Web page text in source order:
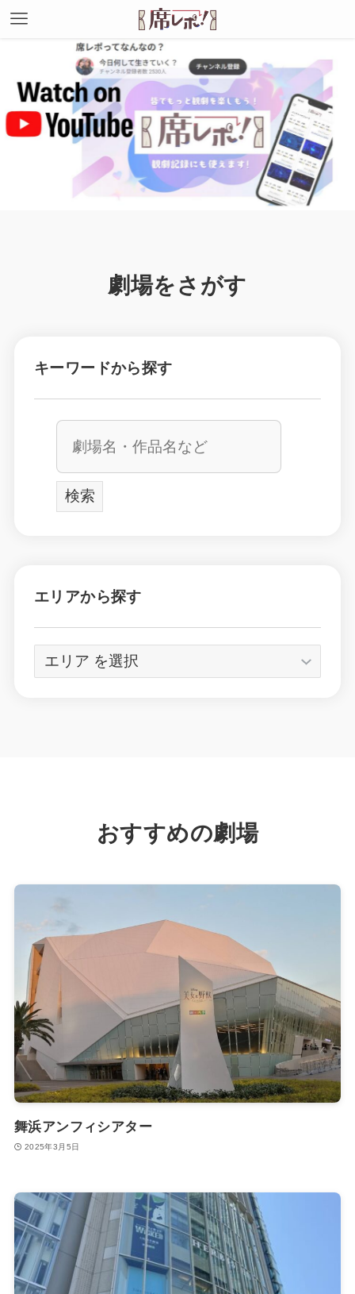
劇場をさがす
キーワードから探す
エリアから探す
エ
おすすめの劇場
舞浜アンフィシアター
2025年3月5日